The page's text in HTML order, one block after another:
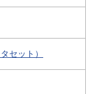
セット）